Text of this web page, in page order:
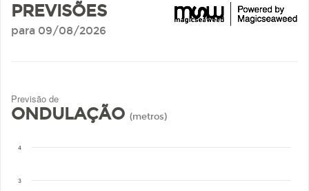
PREVISÕES
para 09/08/2026
Previsão de
ONDULAÇÃO (metros)
3
4